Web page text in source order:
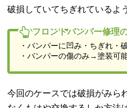
破損していてちぎれているよ
フロントバンパー修理
・バンパーに凹み・ちぎれ・
・バンパーの傷のみ→塗装可
今回のケースでは破損がみら